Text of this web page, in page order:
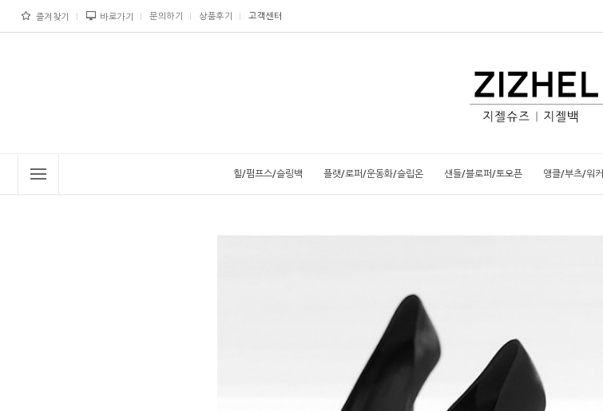
즐겨찾기 바로가기 문의하기 상품후기 고객센터
힐/펌프스/슬링백 플랫/로퍼/운동화/슬립온 샌들/블로퍼/토오픈 앵클/부츠/워커